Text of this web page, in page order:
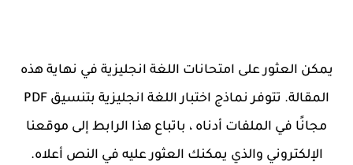
يمكن العثور على امتحانات اللغة انجليزية في نهاية هذه
المقالة. تتوفر نماذج اختبار اللغة انجليزية بتنسيق PDF
مجانًا في الملفات أدناه ، باتباع هذا الرابط إلى موقعنا
الإلكتروني والذي يمكنك العثور عليه في النص أعلاه.